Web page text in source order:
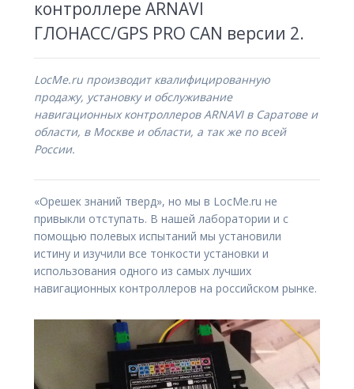
контроллере ARNAVI
ГЛОНАСС/GPS PRO CAN версии 2.
LocMe.ru производит квалифицированную
продажу, установку и обслуживание
навигационных контроллеров ARNAVI в Саратове и
области, в Москве и области, а так же по всей
России.
«Орешек знаний тверд», но мы в LocMe.ru не
привыкли отступать. В нашей лаборатории и с
помощью полевых испытаний мы установили
истину и изучили все тонкости установки и
использования одного из самых лучших
навигационных контроллеров на российском рынке.